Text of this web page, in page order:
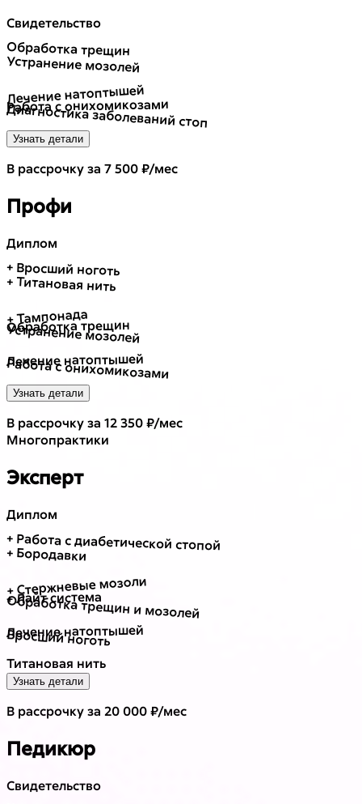
Свидетельство
Обработка трещин
Устранение мозолей
Лечение натоптышей
Работа с онихомикозами
Диагностика заболеваний стоп
Узнать детали
В рассрочку за 7 500 ₽/мес
Профи
Диплом
+ Вросший ноготь
+ Титановая нить
+ Тампонада
Обработка трещин
Устранение мозолей
Лечение натоптышей
Работа с онихомикозами
Узнать детали
В рассрочку за 12 350 ₽/мес
Многопрактики
Эксперт
Диплом
+ Работа с диабетической стопой
+ Бородавки
+ Стержневые мозоли
+ Лайт система
Обработка трещин и мозолей
Лечение натоптышей
Вросший ноготь
Титановая нить
Узнать детали
В рассрочку за 20 000 ₽/мес
Педикюр
Свидетельство